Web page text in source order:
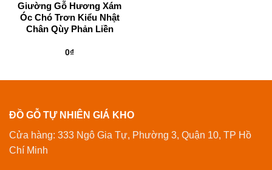
Giường Gỗ Hương Xám
Óc Chó Trơn Kiểu Nhật
Chân Qùy Phản Liền
0₫
ĐỒ GỖ TỰ NHIÊN GIÁ KHO
Cửa hàng: 333 Ngô Gia Tự, Phường 3, Quận 10, TP Hồ
Chí Minh